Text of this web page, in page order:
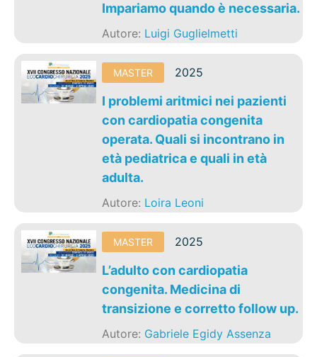
Impariamo quando è necessaria.
Autore: Luigi Guglielmetti
MASTER 2025
I problemi aritmici nei pazienti
con cardiopatia congenita
operata. Quali si incontrano in
età pediatrica e quali in età
adulta.
Autore: Loira Leoni
MASTER 2025
L’adulto con cardiopatia
congenita. Medicina di
transizione e corretto follow up.
Autore: Gabriele Egidy Assenza